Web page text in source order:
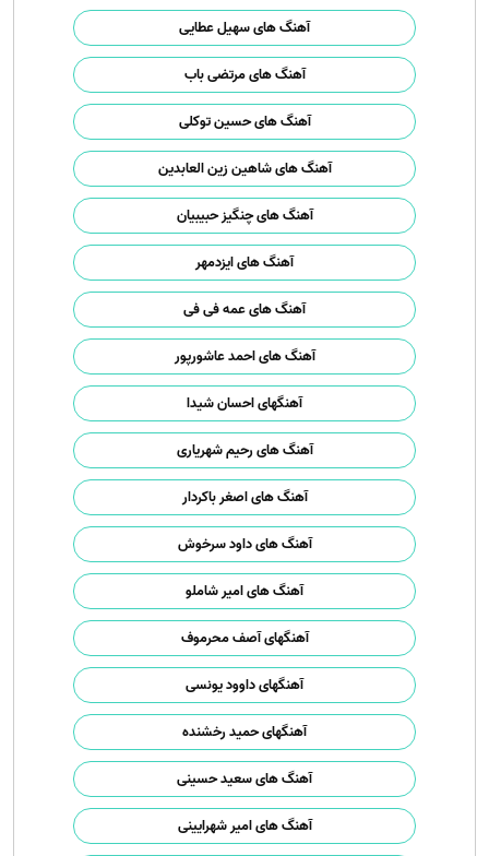
آهنگ های سهیل عطایی
آهنگ های مرتضی باب
آهنگ های حسین توکلی
آهنگ های شاهین زین العابدین
آهنگ های چنگیز حبیبیان
آهنگ های ایزدمهر
آهنگ های عمه فی فی
آهنگ های احمد عاشورپور
آهنگهای احسان شیدا
آهنگ های رحیم شهریاری
آهنگ های اصغر باکردار
آهنگ های داود سرخوش
آهنگ های امیر شاملو
آهنگهای آصف محرموف
آهنگهای داوود یونسی
آهنگهای حمید رخشنده
آهنگ های سعید حسینی
آهنگ های امیر شهرایینی